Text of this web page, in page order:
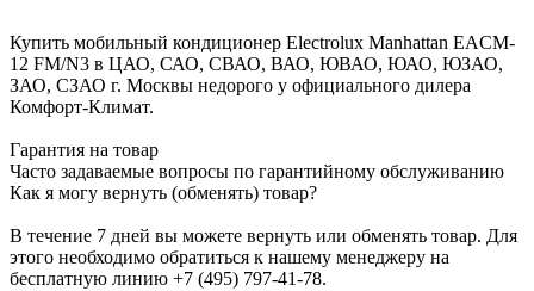
Купить мобильный кондиционер Electrolux Manhattan EACM-
12 FM/N3 в ЦАО, САО, СВАО, ВАО, ЮВАО, ЮАО, ЮЗАО,
ЗАО, СЗАО г. Москвы недорого у официального дилера
Комфорт-Климат.
Гарантия на товар
Часто задаваемые вопросы по гарантийному обслуживанию
Как я могу вернуть (обменять) товар?
В течение 7 дней вы можете вернуть или обменять товар. Для
этого необходимо обратиться к нашему менеджеру на
бесплатную линию +7 (495) 797-41-78.